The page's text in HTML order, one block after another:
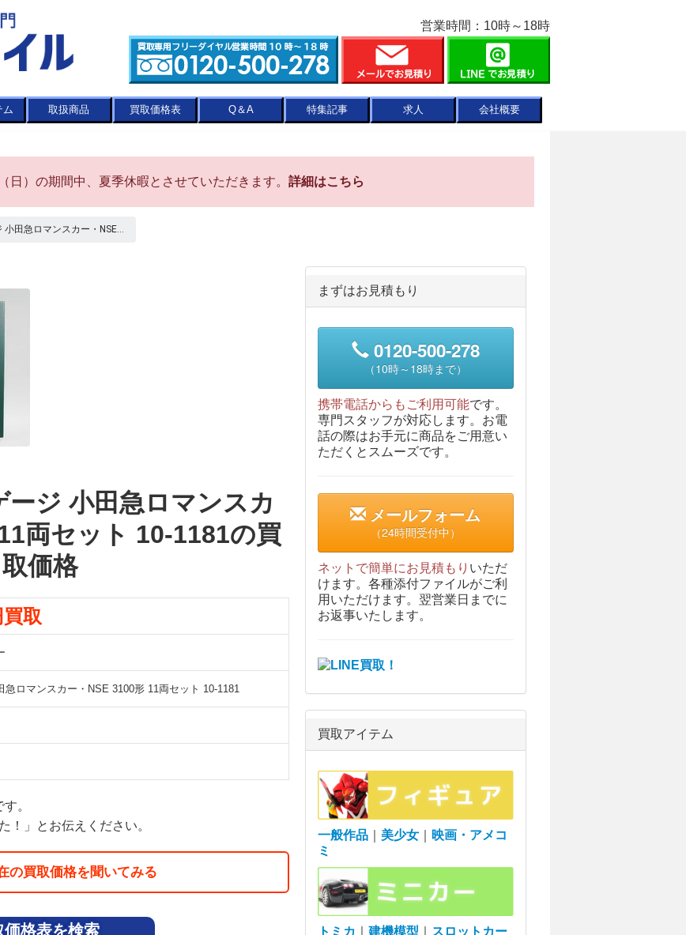
営業時間：10時～18時
ム 取扱商品 買取価格表 Q＆A 特集記事 求人 会社概要
日）の期間中、夏季休暇とさせていただきます。 詳細はこちら
小田急ロマンスカー・NSE...
ージ 小田急ロマンスカ
両セット 10-1181の買
取価格
取
急ロマンスカー・NSE 3100形 11両セット 10-1181
。
！」とお伝えください。
の買取価格を聞いてみる
価格表を検索
まずはお見積もり
0120-500-278
（10時～18時まで）
携帯電話からもご利用可能です。
専門スタッフが対応します。お電
話の際はお手元に商品をご用意い
ただくとスムーズです。
メールフォーム
（24時間受付中）
ネットで簡単にお見積もり いただ
けます。各種添付ファイルがご利
用いただけます。翌営業日までに
お返事いたします。
買取アイテム
一般作品｜ 美少女｜
映画・アメコ
ミ
トミカ 建機模型 スロットカー